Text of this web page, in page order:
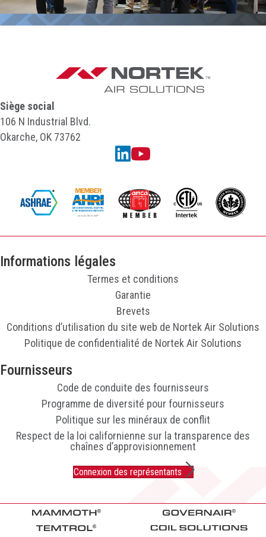
Siège social
106 N Industrial Blvd.
Okarche, OK 73762
Linkedin
YouTube
Informations légales
Termes et conditions
Garantie
Brevets
Conditions d’utilisation du site web de Nortek Air Solutions
Politique de confidentialité de Nortek Air Solutions
Fournisseurs
Code de conduite des fournisseurs
Programme de diversité pour fournisseurs
Politique sur les minéraux de conflit
Respect de la loi californienne sur la transparence des
chaînes d’approvisionnement
Connexion des représentants